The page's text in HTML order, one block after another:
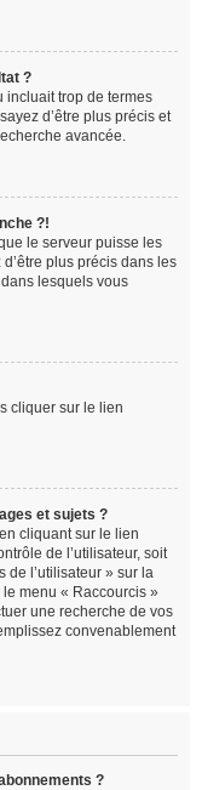
?
incluait trop de termes
d’être plus précis et
avancée.
?!
le serveur puisse les
plus précis dans les
lesquels vous
cliquer sur le lien
et sujets ?
cliquant sur le lien
de l’utilisateur, soit
de l’utilisateur » sur la
menu « Raccourcis »
une recherche de vos
convenablement
?